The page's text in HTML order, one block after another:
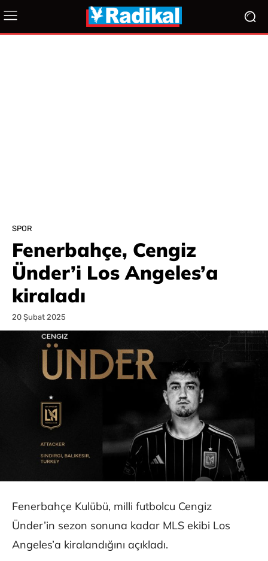
SPOR
Fenerbahçe, Cengiz
Ünder’i Los Angeles’a
kiraladı
20 Şubat 2025
Fenerbahçe Kulübü, milli futbolcu Cengiz
Ünder’in sezon sonuna kadar MLS ekibi Los
Angeles’a kiralandığını açıkladı.